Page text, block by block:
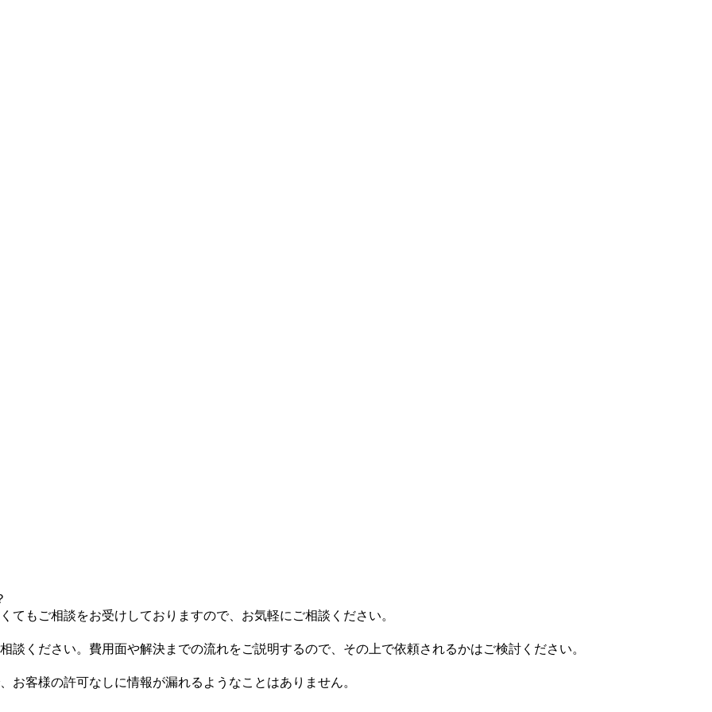
もご相談をお受けしておりますので、お気軽にご相談ください。
談ください。費用面や解決までの流れをご説明するので、その上で依頼されるかはご検討ください。
客様の許可なしに情報が漏れるようなことはありません。